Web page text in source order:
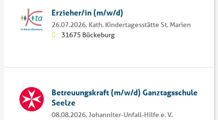
Erzieher/in (m/w/d)
26.07.2026, Kath. Kindertagesstätte St. Marien
31675 Bückeburg
Betreuungskraft (m/w/d) Ganztagsschule
Seelze
08.08.2026,Johanniter-Unfall-Hilfe e. V.